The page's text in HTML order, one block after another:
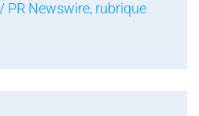
PR Newswire, rubrique